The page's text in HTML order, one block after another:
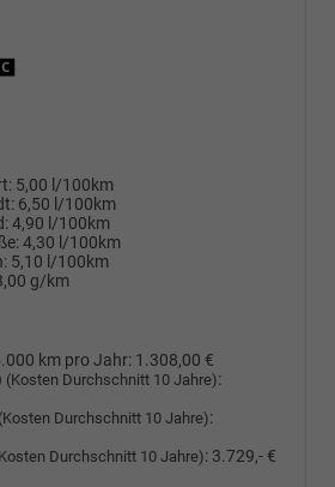
5,00 l/100km
6,50 l/100km
4,90 l/100km
4,30 l/100km
5,10 l/100km
g/km
km pro Jahr: 1.308,00 €
(Kosten Durchschnitt 10 Jahre):
(Kosten Durchschnitt 10 Jahre):
Durchschnitt 10 Jahre): 3.729,- €